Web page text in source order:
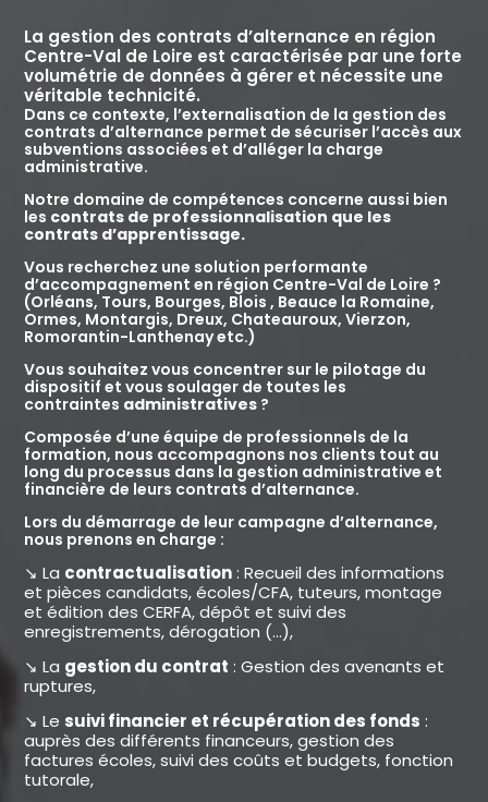
La gestion des contrats d’alternance en région
Centre-Val de Loire est caractérisée par une forte
volumétrie de données à gérer et nécessite une
véritable technicité.
Dans ce contexte, l’externalisation de la gestion des
contrats d’alternance permet de sécuriser l’accès aux
subventions associées et d’alléger la charge
administrative.
Notre domaine de compétences concerne aussi bien
les contrats de professionnalisation que les
contrats d’apprentissage.
Vous recherchez une solution performante
d’accompagnement en région Centre-Val de Loire ?
(Orléans, Tours, Bourges, Blois , Beauce la Romaine,
Ormes, Montargis, Dreux, Chateauroux,Vierzon,
Romorantin-Lanthenayetc.)
Vous souhaitez vous concentrer sur le pilotage du
dispositif et vous soulager de toutes les
contraintes administratives ?
Composée d’une équipe de professionnels de la
formation, nous accompagnons nos clients tout au
long du processus dans la gestion administrative et
financière de leurs contrats d’alternance.
Lors du démarrage de leur campagne d’alternance,
nous prenons en charge :
↘️ La contractualisation: Recueil des informations
et pièces candidats, écoles/CFA, tuteurs, montage
et édition des CERFA, dépôt et suivi des
enregistrements, dérogation (…),
↘️ La gestion du contrat : Gestion des avenants et
ruptures,
↘️ Le suivi financier et récupération des fonds :
auprès des différents financeurs, gestion des
factures écoles, suivi des coûts et budgets, fonction
tutorale,